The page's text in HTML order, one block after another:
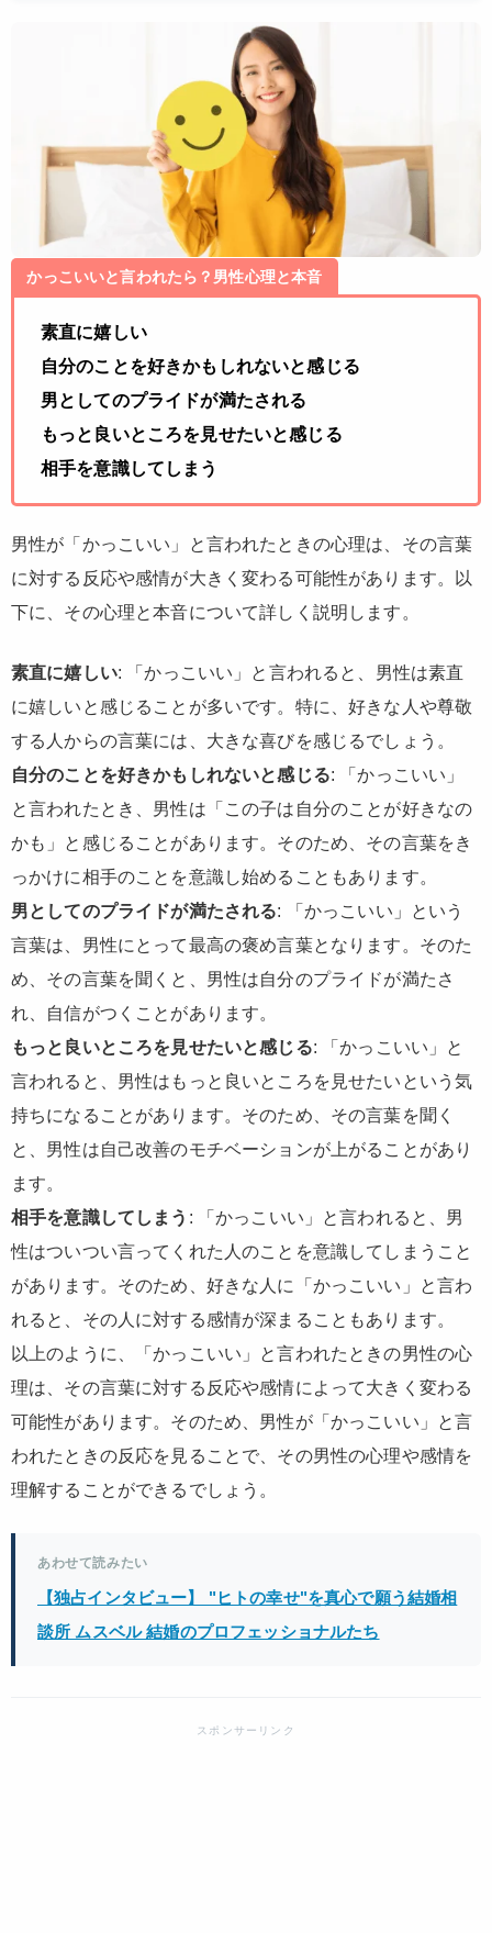
かっこいいと言われたら？男性心理と本音
素直に嬉しい
自分のことを好きかもしれないと感じる
男としてのプライドが満たされる
もっと良いところを見せたいと感じる
相手を意識してしまう
男性が「かっこいい」と言われたときの心理は、その言葉
に対する反応や感情が大きく変わる可能性があります。以
下に、その心理と本音について詳しく説明します。
素直に嬉しい: 「かっこいい」と言われると、男性は素直
に嬉しいと感じることが多いです。特に、好きな人や尊敬
する人からの言葉には、大きな喜びを感じるでしょう。
自分のことを好きかもしれないと感じる: 「かっこいい」
と言われたとき、男性は「この子は自分のことが好きなの
かも」と感じることがあります。そのため、その言葉をき
っかけに相手のことを意識し始めることもあります。
男としてのプライドが満たされる: 「かっこいい」という
言葉は、男性にとって最高の褒め言葉となります。そのた
め、その言葉を聞くと、男性は自分のプライドが満たさ
れ、自信がつくことがあります。
もっと良いところを見せたいと感じる: 「かっこいい」と
言われると、男性はもっと良いところを見せたいという気
持ちになることがあります。そのため、その言葉を聞く
と、男性は自己改善のモチベーションが上がることがあり
ます。
相手を意識してしまう : 「かっこいい」と言われると、男
性はついつい言ってくれた人のことを意識してしまうこと
があります。そのため、好きな人に「かっこいい」と言わ
れると、その人に対する感情が深まることもあります。
以上のように、「かっこいい」と言われたときの男性の心
理は、その言葉に対する反応や感情によって大きく変わる
可能性があります。そのため、男性が「かっこいい」と言
われたときの反応を見ることで、その男性の心理や感情を
理解することができるでしょう。
あわせて読みたい
【独占インタビュー】 "ヒトの幸せ"を真心で願う結婚相
談所 ムスベル 結婚のプロフェッショナルたち